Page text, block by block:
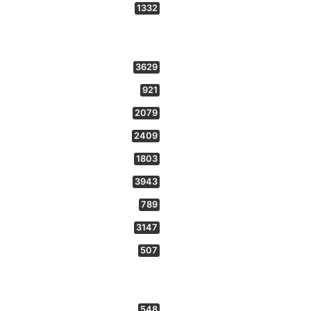
1332
3629
921
2079
2409
1803
3943
789
3147
507